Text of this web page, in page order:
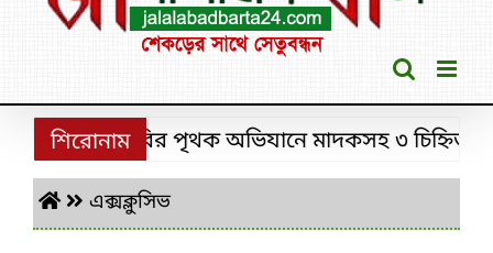
শিরোনাম
শ্রীমঙ্গলে ডিবির পৃথক অভিযানে মাদকসহ ৩ চিহ্নিত মাদক
এক্সক্লুসিভ